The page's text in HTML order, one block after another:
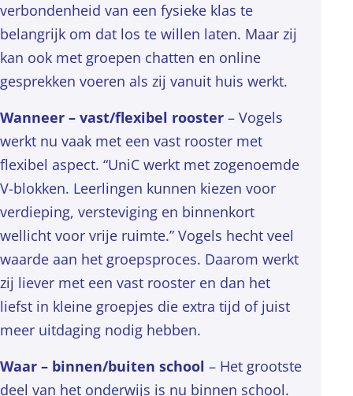
verbondenheid van een fysieke klas te
belangrijk om dat los te willen laten. Maar zij
kan ook met groepen chatten en online
gesprekken voeren als zij vanuit huis werkt.
Wanneer – vast/flexibel rooster – Vogels
werkt nu vaak met een vast rooster met
flexibel aspect. “UniC werkt met zogenoemde
V-blokken. Leerlingen kunnen kiezen voor
verdieping, versteviging en binnenkort
wellicht voor vrije ruimte.” Vogels hecht veel
waarde aan het groepsproces. Daarom werkt
zij liever met een vast rooster en dan het
liefst in kleine groepjes die extra tijd of juist
meer uitdaging nodig hebben.
Waar – binnen/buiten school – Het grootste
deel van het onderwijs is nu binnen school.